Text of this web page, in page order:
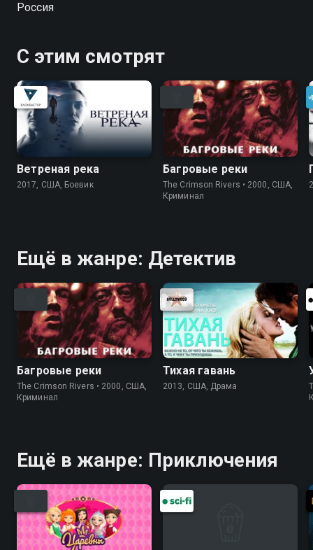
Россия
С этим смотрят
Ветреная река
2017, США, Боевик
Багровые реки
The Crimson Rivers • 2000, США,
Криминал
Ещё в жанре: Детектив
Багровые реки
The Crimson Rivers • 2000, США,
Криминал
Тихая гавань
2013, США, Драма
Ещё в жанре: Приключения